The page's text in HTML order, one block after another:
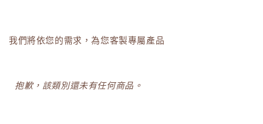
我們將依您的需求，為您客製專屬產品
抱歉，該類別還未有任何商品。